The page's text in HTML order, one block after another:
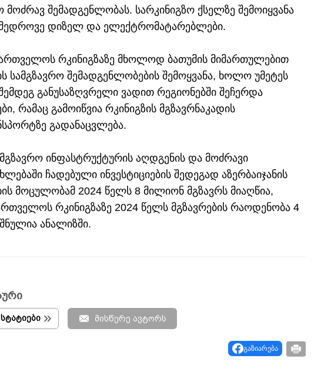
შემადგენლობას. სარკინიგზო ქსელზე შემოიყვანა
დიზელ და ელექტრომატარებლები.
რკინიგზაზე მხოლოდ ბათუმის მიმართულებით
სამგზავრო შემადგენლობების შემოყვანა, ხოლო უმეტეს
განუსაზღვრელი ვადით რეგიონებში შეჩერდა
რამაც გამოიწვია რკინიგზის მგზავრნაკადის
გადანაცვლება.
ინფასტრუქტურის აღდგენის და მოძრავი
ჩადებული ინვესტიციების შედეგად აზერბაიჯანის
მოცულობამ 2024 წელს 8 მილიონ მგზავრს მიაღწია,
რკინიგზაზე 2024 წელს მგზავრების რაოდენობა 4
ანალიზში.
მისწერე ავტორს
გაზიარება